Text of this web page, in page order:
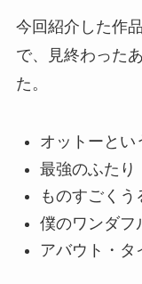
今回紹介した作
で、見終わった
た。
オットーとい
最強のふたり
ものすごく
僕のワンダフ
アバウト・タ